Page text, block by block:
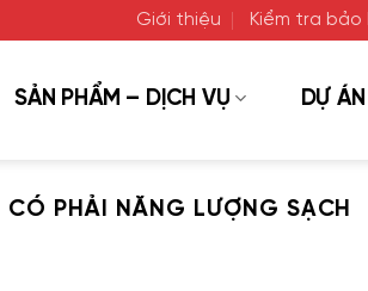
Giới thiệu Kiểm tra bảo
SẢN PHẨM – DỊCH VỤ DỰ
PHẢI NĂNG LƯỢNG SẠCH